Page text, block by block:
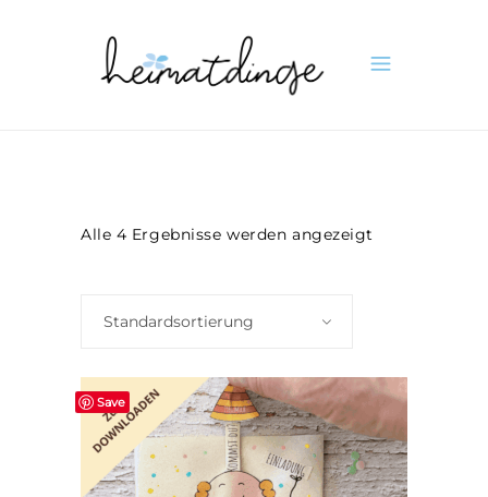
Alle 4 Ergebnisse werden angezeigt
Standardsortierung
Save